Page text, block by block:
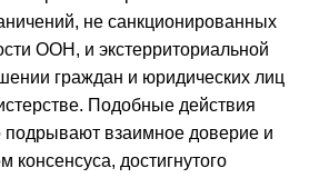
не санкционированных
ООН, и экстерриториальной
граждан и юридических лиц
Подобные действия
подрывают взаимное доверие и
консенсуса, достигнутого